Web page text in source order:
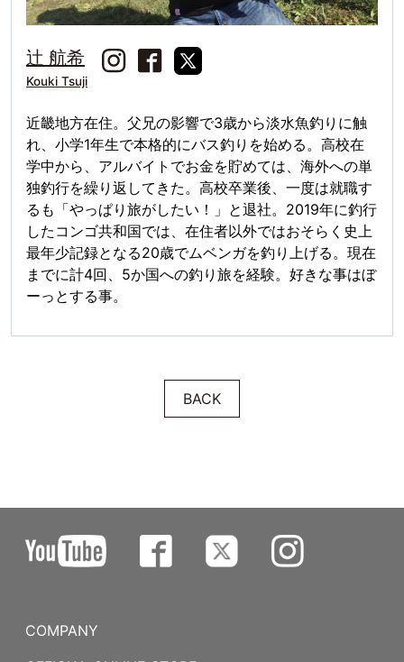
辻 航希
Kouki Tsuji
近畿地方在住。父兄の影響で3歳から淡水魚釣りに触
れ、小学1年生で本格的にバス釣りを始める。高校在
学中から、アルバイトでお金を貯めては、海外への単
独釣行を繰り返してきた。高校卒業後、一度は就職す
るも「やっぱり旅がしたい！」と退社。2019年に釣行
したコンゴ共和国では、在住者以外ではおそらく史上
最年少記録となる20歳でムベンガを釣り上げる。現在
までに計4回、5か国への釣り旅を経験。好きな事はぼ
ーっとする事。
BACK
COMPANY